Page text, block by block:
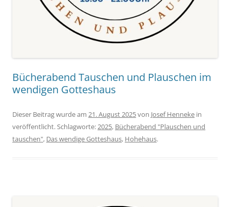
Bücherabend Tauschen und Plauschen im
wendigen Gotteshaus
Dieser Beitrag wurde am 21. August 2025von Josef Henneke in
veröffentlicht. Schlagworte:2025, Bücherabend "Plauschen und
tauschen", Das wendige Gotteshaus, Hohehaus.